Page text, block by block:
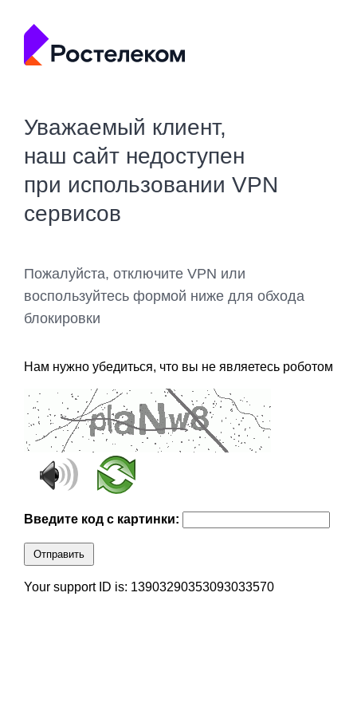
Уважаемый клиент,
наш сайт недоступен
при использовании VPN
сервисов
Пожалуйста, отключите VPN или
воспользуйтесь формой ниже для обхода
блокировки
Нам нужно убедиться, что вы не являетесь роботом
Введите код с картинки:
Отправить
Your support ID is: 13903290353093033570